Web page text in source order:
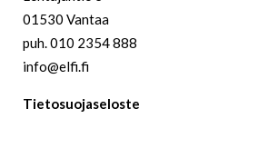
01530 Vantaa
puh. 010 2354 888
info@elfi.fi
Tietosuojaseloste